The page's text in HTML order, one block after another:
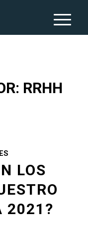
RRHH
LOS
2021?